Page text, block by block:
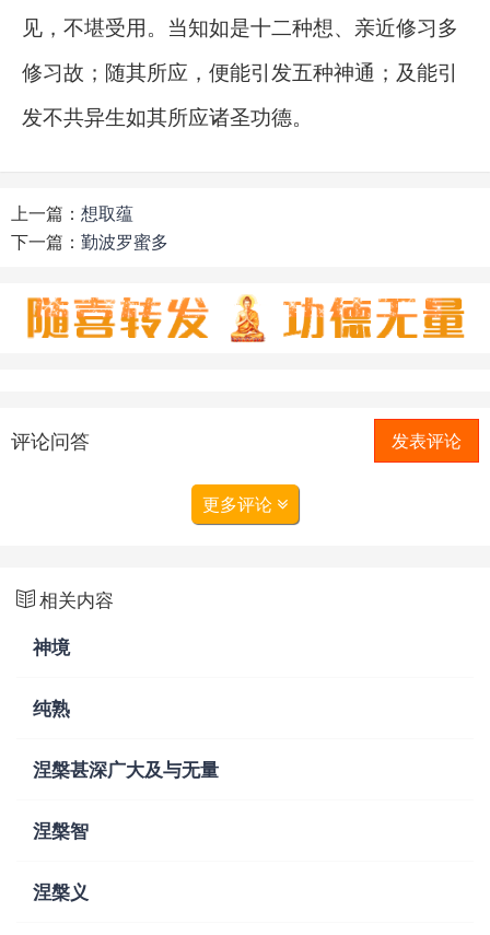
见，不堪受用。当知如是十二种想、亲近修习多
修习故；随其所应，便能引发五种神通；及能引
发不共异生如其所应诸圣功德。
上一篇： 想取蕴
下一篇： 勤波罗蜜多
评论问答 发表评论
更多评论
相关内容
神境
纯熟
涅槃甚深广大及与无量
涅槃智
涅槃义